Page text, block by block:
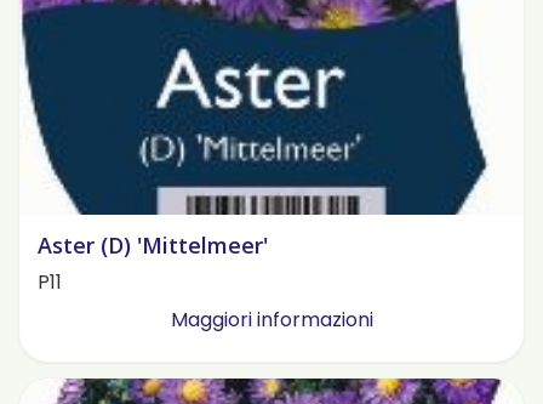
Aster (D) 'Mittelmeer'
P11
Maggiori informazioni